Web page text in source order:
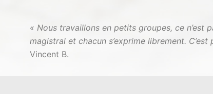
« Nous travaillons en petits groupes, ce n’est
magistral et chacun s’exprime librement. C’est
Vincent B.